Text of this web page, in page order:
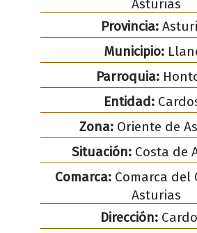
Asturias
Provincia:
Municipio:
Parroquia:
Entidad:
Zona:Oriente de
Situación:Costa de
Comarca:Comarca del
Asturias
Dirección: